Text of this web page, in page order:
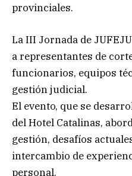
provinciales.
La III Jornada de
a representantes de
funcionarios, equipos
gestión judicial.
El evento, que se
del Hotel Catalinas,
gestión, desafíos
intercambio de
personal.